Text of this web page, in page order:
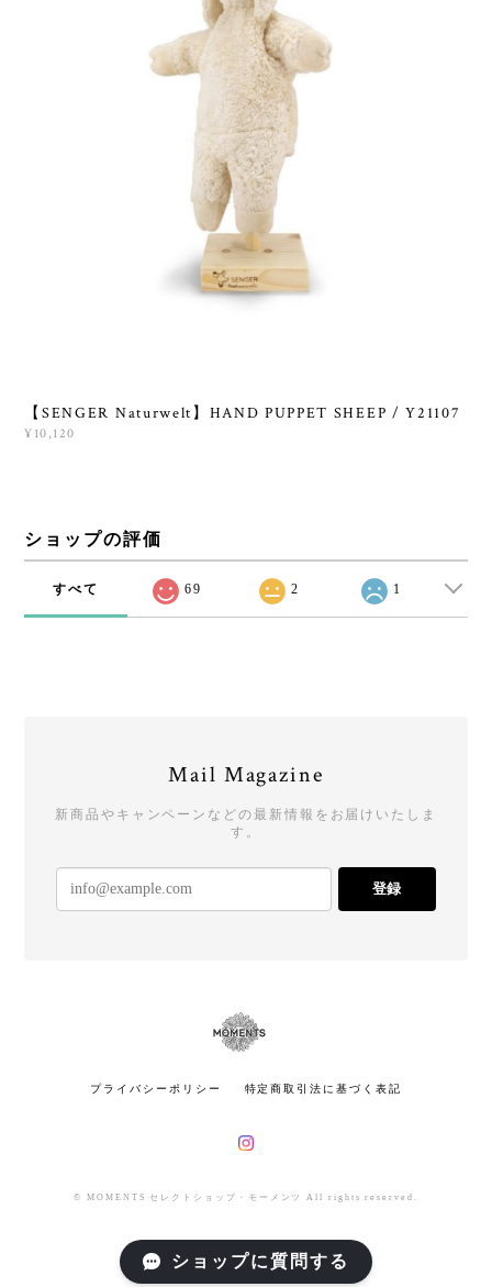
【SENGER Naturwelt】HAND PUPPET SHEEP / Y21107
¥10,120
ショップの評価
すべて 69 2 1
Mail Magazine
新商品やキャンペーンなどの最新情報をお届けいたしま
す。
登録
プライバシーポリシー 特定商取引法に基づく表記
© MOMENTS セレクトショップ・モーメンツ All rights reserved.
ショップに質問する